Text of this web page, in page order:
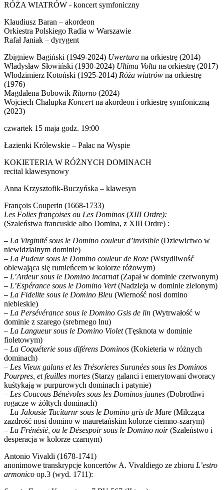
RÓŻA WIATRÓW - koncert symfoniczny
Klaudiusz Baran – akordeon
Orkiestra Polskiego Radia w Warszawie
Rafał Janiak – dyrygent
Zbigniew Bagiński (1949-2024) Uwertura na orkiestrę (2014)
Władysław Słowiński (1930-2024) Ultima Volta na orkiestrę (2017)
Włodzimierz Kotoński (1925-2014) Róża wiatrów na orkiestrę
(1976)
Magdalena Bobowik Ritorno (2024)
Wojciech Chałupka Koncertna akordeon i orkiestrę symfoniczną
(2023)
czwartek 15 maja godz. 19:00
Łazienki Królewskie – Pałac na Wyspie
KOKIETERIA W RÓŻNYCH DOMINACH
recital klawesynowy
Anna Krzysztofik-Buczyńska – klawesyn
François Couperin (1668-1733)
Les Folies françoises ou Les Dominos (XIII Ordre):
(Szaleństwa francuskie albo Domina, z XIII Ordre) :
– La Virginité sous le Domino couleur d’invisible (Dziewictwo w
niewidzialnym dominie)
– La Pudeur sous le Domino couleur de Roze (Wstydliwość
oblewająca się rumieńcem w kolorze różowym)
– L’Ardeur sous le Domino incarnat(Zapał w dominie czerwonym)
– L’Espérance sous le Domino Vert(Nadzieja w dominie zielonym)
– La Fidelite sous le Domino Bleu (Wierność nosi domino
niebieskie)
– La Persévérance sous le Domino Gsis de lin (Wytrwałość w
dominie z szarego (srebrnego lnu)
– La Langueur sous le Domino Violet(Tęsknota w dominie
fioletowym)
– La Coquéterie sous diférens Dominos (Kokieteria w różnych
dominach)
– Les Vieux galans et les Trésorieres Suranées sous les Dominos
Pourpres, et feuilles mortes (Starzy galanci i emerytowani dworacy
kuśtykają w purpurowych dominach i patynie)
– Les Coucous Bénévoles sous les Dominos jaunes (Dobrotliwi
rogacze w żółtych dominach)
– La Jalousie Taciturnr sous le Domino gris de Mare (Milcząca
zazdrość nosi domino w mauretańskim kolorze ciemno-szarym)
– La Frénésié, ou le Désespoir sous le Domino noir(Szaleństwo i
desperacja w kolorze czarnym)
Antonio Vivaldi (1678-1741)
anonimowe transkrypcje koncertów A. Vivaldiego ze zbioru L’estro
armonico op.3 (wyd. 1711):